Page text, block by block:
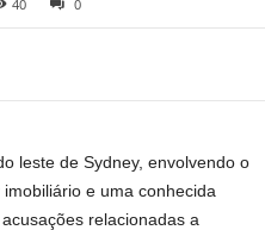
40 0
leste de Sydney, envolvendo o
e uma conhecida
relacionadas a